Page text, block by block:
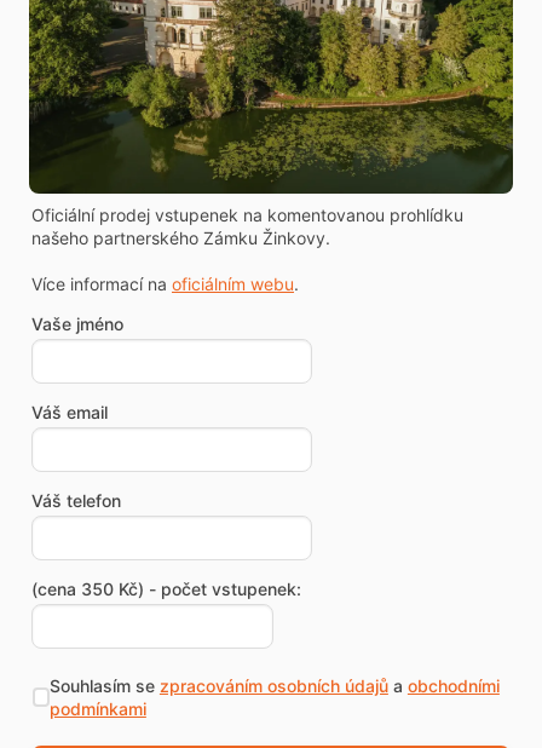
Oficiální prodej vstupenek na komentovanou prohlídku
našeho partnerského Zámku Žinkovy.
Více informací na oficiálním webu.
Vaše jméno
Váš email
Váš telefon
(cena 350 Kč) - počet vstupenek:
Souhlasím se zpracováním osobních údajůa obchodními
podmínkami